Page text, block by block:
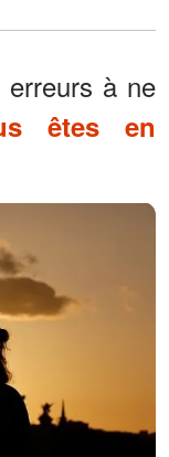
erreurs à ne
êtes en